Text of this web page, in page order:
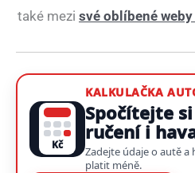
také mezi své oblíbené
Kč
KALKULAČKA
Spočítejte
ručení i
Zadejte údaje o autě a
platit méně.